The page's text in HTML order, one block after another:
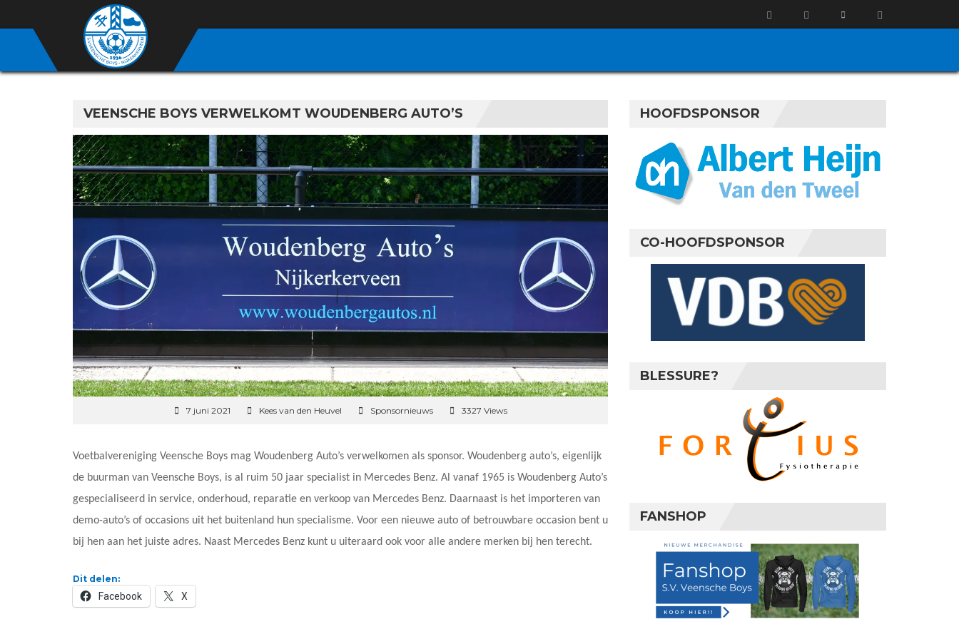
VEENSCHE BOYS VERWELKOMT WOUDENBERG AUTO’S
7 juni 2021 Kees van den Heuvel Sponsornieuws 3327 Views
Voetbalvereniging Veensche Boys mag Woudenberg Auto’s verwelkomen als sponsor. Woudenberg auto’s, eigenlijk
de buurman van Veensche Boys, is al ruim 50 jaar specialist in Mercedes Benz. Al vanaf 1965 is Woudenberg Auto’s
gespecialiseerd in service, onderhoud, reparatie en verkoop van Mercedes Benz. Daarnaast is het importeren van
demo-auto’s of occasions uit het buitenland hun specialisme. Voor een nieuwe auto of betrouwbare occasion bent u
bij hen aan het juiste adres. Naast Mercedes Benz kunt u uiteraard ook voor alle andere merken bij hen terecht.
Dit delen:
Facebook X
HOOFDSPONSOR
CO-HOOFDSPONSOR
BLESSURE?
FANSHOP